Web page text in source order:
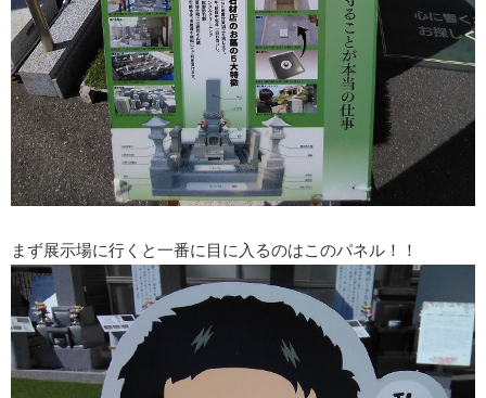
まず展示場に行くと一番に目に入るのはこのパネル！！